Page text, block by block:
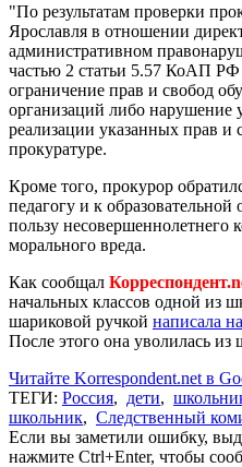
"По результатам проверки
Ярославля в отношении
административном
частью 2 статьи 5.57 КоАП
ограничение прав и свобод
организаций либо нарушение
реализации указанных прав и
прокуратуре.
Кроме того, прокурор
педагогу и к
пользу
морального вреда.
Как сообщал
начальных классов одной из
шариковой ручкой написала
После этого она уволилась из
Читайте Korrespondent.net в
ТЕГИ: Россия, дети,
школьник, Следственный
Если вы заметили ошибку,
нажмите Ctrl+Enter, чтобы